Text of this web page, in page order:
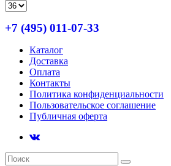
+7 (495) 011-07-33
Каталог
Доставка
Оплата
Контакты
Политика конфиденциальности
Пользовательское соглашение
Публичная оферта